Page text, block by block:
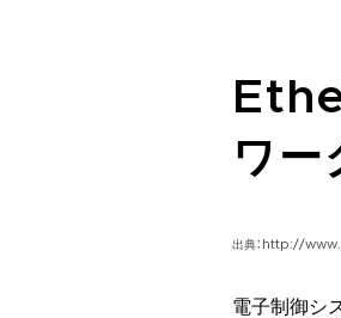
ワー
出典：http://
電子制御シ